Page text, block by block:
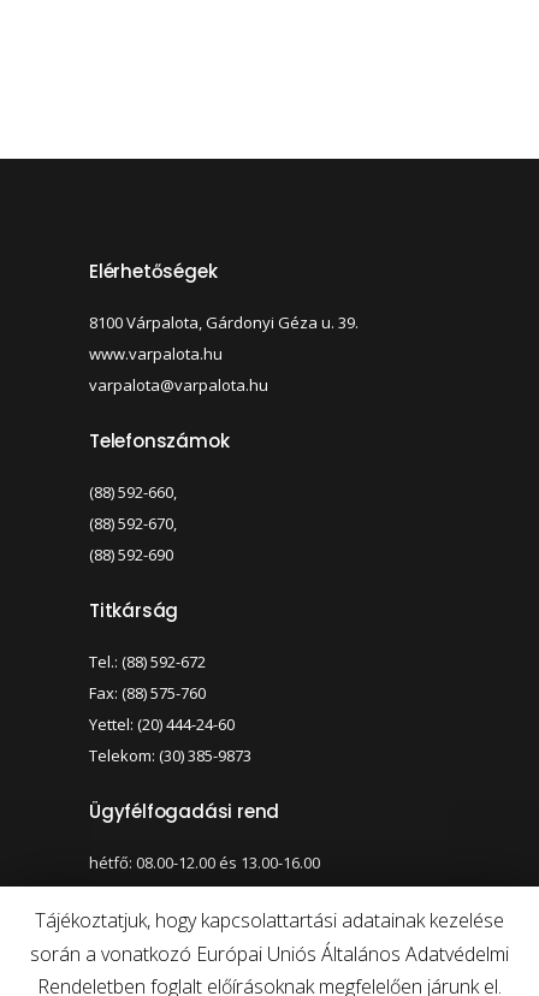
Elérhetőségek
8100 Várpalota, Gárdonyi Géza u. 39.
www.varpalota.hu
varpalota@varpalota.hu
Telefonszámok
(88) 592-660,
(88) 592-670,
(88) 592-690
Titkárság
Tel.: (88) 592-672
Fax: (88) 575-760
Yettel: (20) 444-24-60
Telekom: (30) 385-9873
Ügyfélfogadási rend
hétfő: 08.00-12.00 és 13.00-16.00
szerda: 08.00-12.00 és 13.00-17.00
Nagy kontraszt váltása
Betűméret váltása
Tájékoztatjuk, hogy kapcsolattartási adatainak kezelése
során a vonatkozó Európai Uniós Általános Adatvédelmi
Rendeletben foglalt előírásoknak megfelelően járunk el.